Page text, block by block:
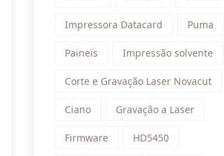
Impressora Datacard Puma
Paineis Impressão solvente
Corte e Gravação Laser Novacut
Ciano Gravação a Laser
Firmware HD5450